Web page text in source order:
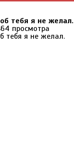
тебя я не желал.
просмотра